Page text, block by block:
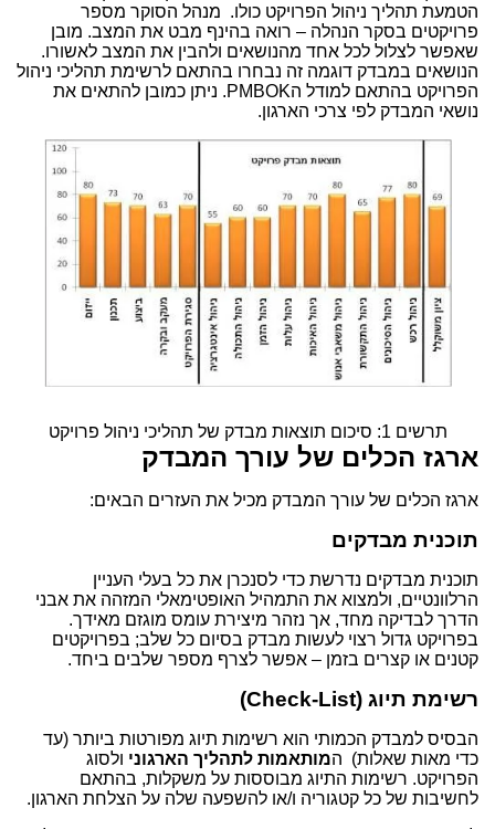
הטמעת תהליך ניהול הפרויקט כולו. מנהל הסוקר מספר
פרויקטים בסקר הנהלה – רואה בהינף מבט את המצב. מובן
שאפשר לצלול לכל אחד מהנושאים ולהבין את המצב לאשורו.
הנושאים במבדק דוגמה זה נבחרו בהתאם לרשימת תהליכי ניהול
הפרויקט בהתאם למודל הPMBOK. ניתן כמובן להתאים את
נושאי המבדק לפי צרכי הארגון.
תרשים 1: סיכום תוצאות מבדק של תהליכי ניהול פרויקט
ארגז הכלים של עורך המבדק
ארגז הכלים של עורך המבדק מכיל את העזרים הבאים:
תוכנית מבדקים
תוכנית מבדקים נדרשת כדי לסנכרן את כל בעלי העניין
הרלוונטיים, ולמצוא את התמהיל האופטימאלי המזהה את אבני
הדרך לבדיקה מחד, אך נזהר מיצירת עומס מוגזם מאידך.
בפרויקט גדול רצוי לעשות מבדק בסיום כל שלב; בפרויקטים
קטנים או קצרים בזמן – אפשר לצרף מספר שלבים ביחד.
רשימת תיוג (Check-List)
הבסיס למבדק הכמותי הוא רשימות תיוג מפורטות ביותר (עד
כדי מאות שאלות) המותאמות לתהליך הארגוני ולסוג
הפרויקט. רשימות התיוג מבוססות על משקלות, בהתאם
לחשיבות של כל קטגוריה ו/או להשפעה שלה על הצלחת הארגון.